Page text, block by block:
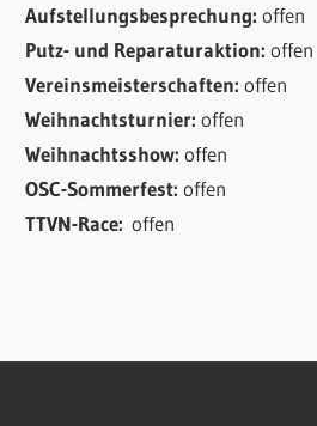
Aufstellungsbesprechung:offen
Putz- und Reparaturaktion:offen
Vereinsmeisterschaften:offen
Weihnachtsturnier:offen
Weihnachtsshow:offen
OSC-Sommerfest:offen
TTVN-Race:offen